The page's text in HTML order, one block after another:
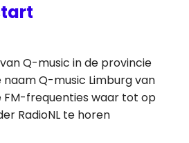
Q-music in de provincie
naam Q-music Limburg van
FM-frequenties waar tot op
RadioNL te horen